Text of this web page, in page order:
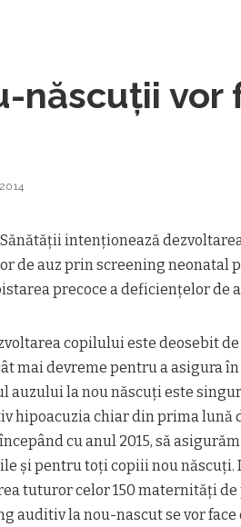
născuții vor
intenționează
de auz prin screening neonatal
precoce a deficiențelor de
copilului este deosebit
mai devreme pentru a asigura
auzului la nou născuți este
hipoacuzia chiar din prima lună
cu anul 2015, să
și pentru toți copiii nou
tuturor celor 150 maternități
auditiv la nou-nascut se vor